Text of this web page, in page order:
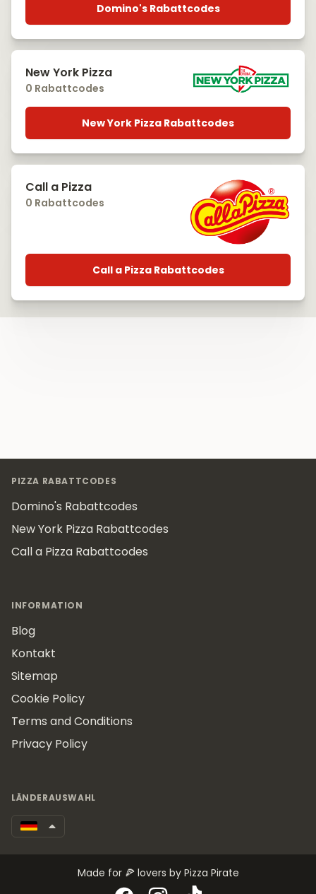
Domino's Rabattcodes
New York Pizza
0 Rabattcodes
New York Pizza Rabattcodes
Call a Pizza
0 Rabattcodes
Call a Pizza Rabattcodes
PIZZA RABATTCODES
Domino's Rabattcodes
New York Pizza Rabattcodes
Call a Pizza Rabattcodes
INFORMATION
Blog
Kontakt
Sitemap
Cookie Policy
Terms and Conditions
Privacy Policy
LÄNDERAUSWAHL
Made for 🍕 lovers by Pizza Pirate